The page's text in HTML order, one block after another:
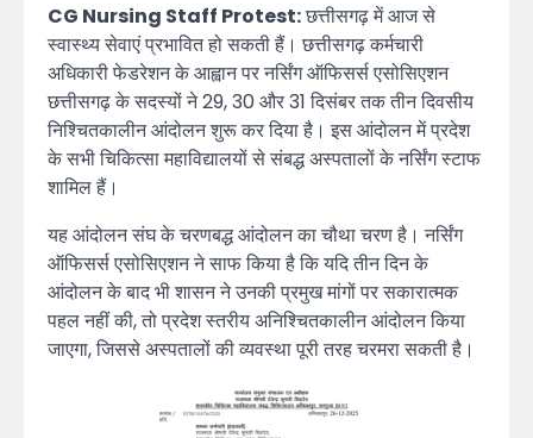
CG Nursing Staff Protest:छत्तीसगढ़ में आज से
स्वास्थ्य सेवाएं प्रभावित हो सकती हैं। छत्तीसगढ़ कर्मचारी
अधिकारी फेडरेशन के आह्वान पर नर्सिंग ऑफिसर्स एसोसिएशन
छत्तीसगढ़ के सदस्यों ने 29, 30 और 31 दिसंबर तक तीन दिवसीय
निश्चितकालीन आंदोलन शुरू कर दिया है। इस आंदोलन में प्रदेश
के सभी चिकित्सा महाविद्यालयों से संबद्ध अस्पतालों के नर्सिंग स्टाफ
शामिल हैं।
यह आंदोलन संघ के चरणबद्ध आंदोलन का चौथा चरण है। नर्सिंग
ऑफिसर्स एसोसिएशन ने साफ किया है कि यदि तीन दिन के
आंदोलन के बाद भी शासन ने उनकी प्रमुख मांगों पर सकारात्मक
पहल नहीं की, तो प्रदेश स्तरीय अनिश्चितकालीन आंदोलन किया
जाएगा, जिससे अस्पतालों की व्यवस्था पूरी तरह चरमरा सकती है।